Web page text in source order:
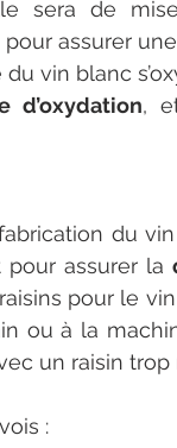
sera de
assurer
vin blanc
d’oxydation,
du
pour assurer la
pour le
ou à la
un raisin trop
: